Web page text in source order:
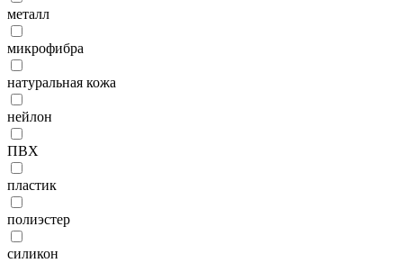
металл
микрофибра
натуральная кожа
нейлон
ПВХ
пластик
полиэстер
силикон